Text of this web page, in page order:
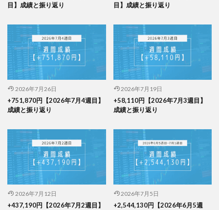
目】成績と振り返り
目】成績と振り返り
2026年7月26日
+751,870円【2026年7月4週目】
成績と振り返り
2026年7月19日
+58,110円【2026年7月3週目】
成績と振り返り
2026年7月12日
+437,190円【2026年7月2週目】
2026年7月5日
+2,544,130円【2026年6月5週